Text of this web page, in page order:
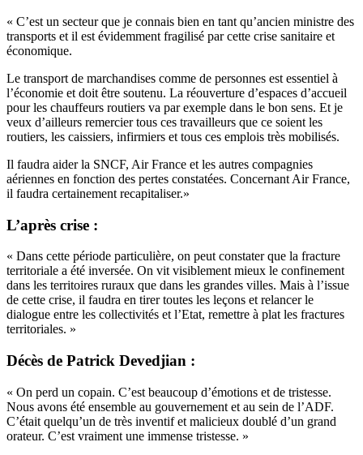
« C’est un secteur que je connais bien en tant qu’ancien ministre des
transports et il est évidemment fragilisé par cette crise sanitaire et
économique.
Le transport de marchandises comme de personnes est essentiel à
l’économie et doit être soutenu. La réouverture d’espaces d’accueil
pour les chauffeurs routiers va par exemple dans le bon sens. Et je
veux d’ailleurs remercier tous ces travailleurs que ce soient les
routiers, les caissiers, infirmiers et tous ces emplois très mobilisés.
Il faudra aider la SNCF, Air France et les autres compagnies
aériennes en fonction des pertes constatées. Concernant Air France,
il faudra certainement recapitaliser.»
L’après crise :
« Dans cette période particulière, on peut constater que la fracture
territoriale a été inversée. On vit visiblement mieux le confinement
dans les territoires ruraux que dans les grandes villes. Mais à l’issue
de cette crise, il faudra en tirer toutes les leçons et relancer le
dialogue entre les collectivités et l’Etat, remettre à plat les fractures
territoriales. »
Décès de Patrick Devedjian :
« On perd un copain. C’est beaucoup d’émotions et de tristesse.
Nous avons été ensemble au gouvernement et au sein de l’ADF.
C’était quelqu’un de très inventif et malicieux doublé d’un grand
orateur. C’est vraiment une immense tristesse. »